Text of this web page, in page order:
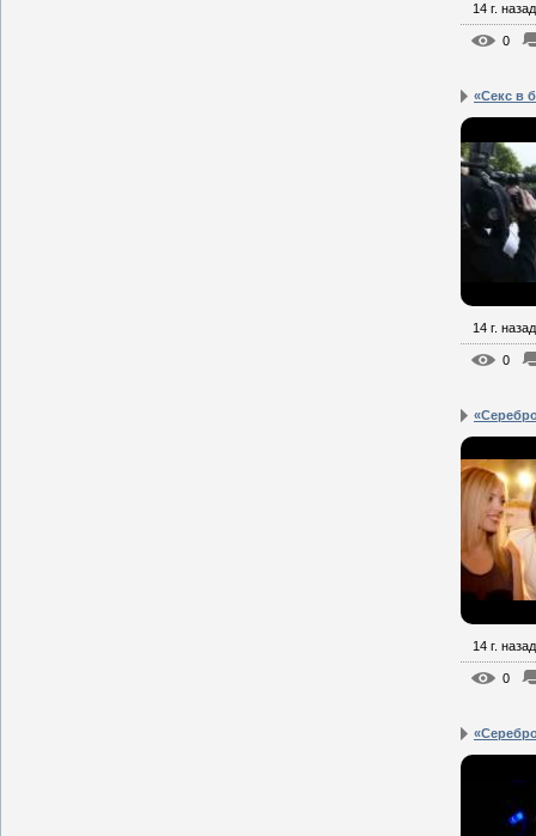
14 г. назад
0
«Секс в
14 г. назад
0
14 г. назад
0